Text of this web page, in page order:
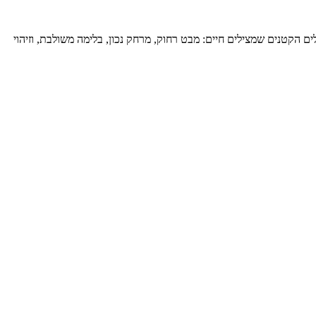
הקטנים שמצילים חיים: מבט רחוק, מרחק נכון, בלימה משולבת, וזיהוי